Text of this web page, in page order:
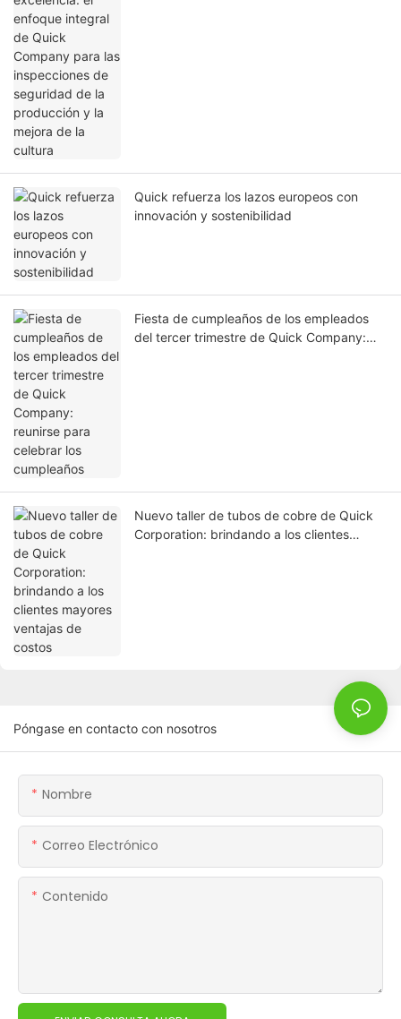
Quick refuerza los lazos europeos con
innovación y sostenibilidad
Fiesta de cumpleaños de los empleados
del tercer trimestre de Quick Company:
Nuevo taller de tubos de cobre de Quick
Corporation: brindando a los clientes
Póngase en contacto con nosotros
Nombre
Correo Electrónico
Contenido